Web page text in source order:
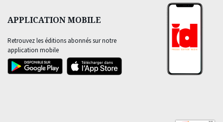
APPLICATION MOBILE
Retrouvez les éditions abonnés sur notre
application mobile